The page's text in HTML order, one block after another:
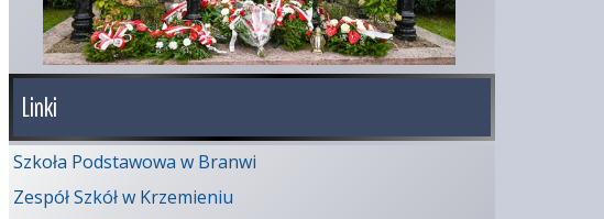
Linki
Szkoła Podstawowa w Branwi
Zespół Szkół w Krzemieniu